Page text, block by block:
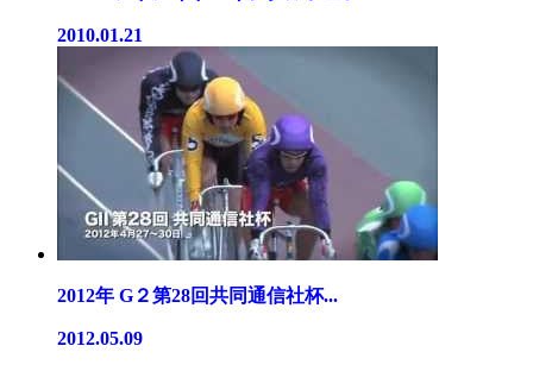
2010.01.21
2012年 G２第28回共同通信社杯...
2012.05.09